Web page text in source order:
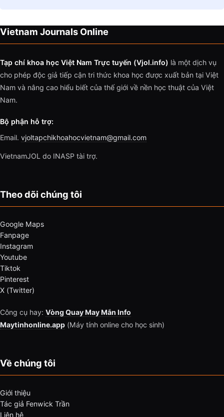
Vietnam Journals Online
Tạp chí khoa học Việt Nam Trực tuyến (Vjol.info) là một dịch vụ
cho phép độc giả tiếp cận tri thức khoa học được xuất bản tại Việt
Nam và nâng cao hiểu biết của thế giới về nền học thuật của Việt
Nam.
Bộ phận hỗ trợ:
Email. vjoltapchikhoahocvietnam@gmail.com
VietnamJOL do INASP tài trợ.
Theo dõi chúng tôi
Google Maps
Fanpage
Instagram
Youtube
Tiktok
Pinterest
X (Twitter)
Công cụ hay: Vòng Quay May Mắn Info
Maytinhonline.app (Máy tính online cho học sinh)
Về chúng tôi
Giới thiệu
Tác giả Fenwick Trần
Liên hệ